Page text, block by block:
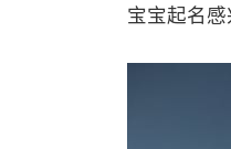
宝宝起名感